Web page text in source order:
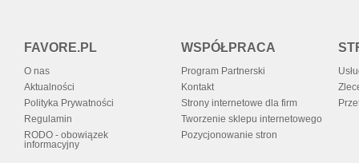
FAVORE.PL
O nas
Aktualności
Polityka Prywatności
Regulamin
RODO - obowiązek
informacyjny
WSPÓŁPRACA
Program Partnerski
Kontakt
Strony internetowe dla firm
Tworzenie sklepu internetowego
Pozycjonowanie stron